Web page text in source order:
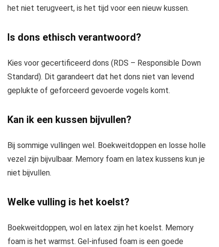
het niet terugveert, is het tijd voor een nieuw kussen.
Is dons ethisch verantwoord?
Kies voor gecertificeerd dons (RDS – Responsible Down
Standard). Dit garandeert dat het dons niet van levend
geplukte of geforceerd gevoerde vogels komt.
Kan ik een kussen bijvullen?
Bij sommige vullingen wel. Boekweitdoppen en losse holle
vezel zijn bijvulbaar. Memory foam en latex kussens kun je
niet bijvullen.
Welke vulling is het koelst?
Boekweitdoppen, wol en latex zijn het koelst. Memory
foam is het warmst. Gel-infused foam is een goede